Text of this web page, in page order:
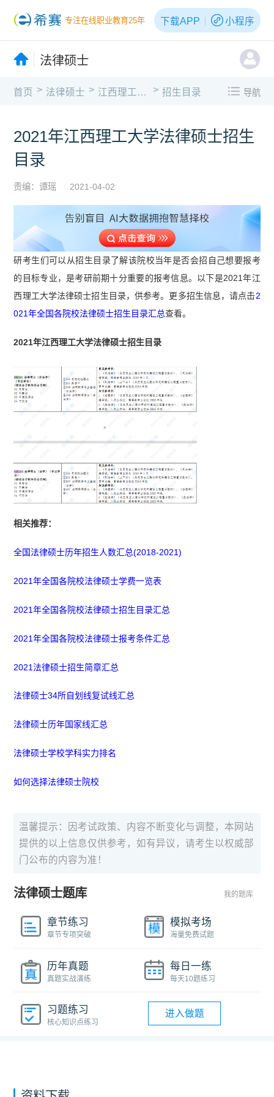
专注在线职业教育25年 下载APP 小程序
法律硕士
首页 > 法律硕士 > 江西理工大学 > 招生目录 导航
2021年江西理工大学法律硕士招生
目录
责编：谭瑶 2021-04-02
研考生们可以从招生目录了解该院校当年是否会招自己想要报考
的目标专业，是考研前期十分重要的报考信息。以下是2021年江
西理工大学法律硕士招生目录，供参考。更多招生信息，请点击2
021年全国各院校法律硕士招生目录汇总查看。
2021年江西理工大学法律硕士招生目录
相关推荐：
全国法律硕士历年招生人数汇总(2018-2021)
2021年全国各院校法律硕士学费一览表
2021年全国各院校法律硕士招生目录汇总
2021年全国各院校法律硕士报考条件汇总
2021法律硕士招生简章汇总
法律硕士34所自划线复试线汇总
法律硕士历年国家线汇总
法律硕士学校学科实力排名
如何选择法律硕士院校
温馨提示：因考试政策、内容不断变化与调整，本网站
提供的以上信息仅供参考，如有异议，请考生以权威部
门公布的内容为准！
法律硕士题库 我的题库
章节练习
章节专项突破
模拟考场
海量免费试题
历年真题
真题实战演练
每日一练
每天10题练习
习题练习
核心知识点练习
进入做题